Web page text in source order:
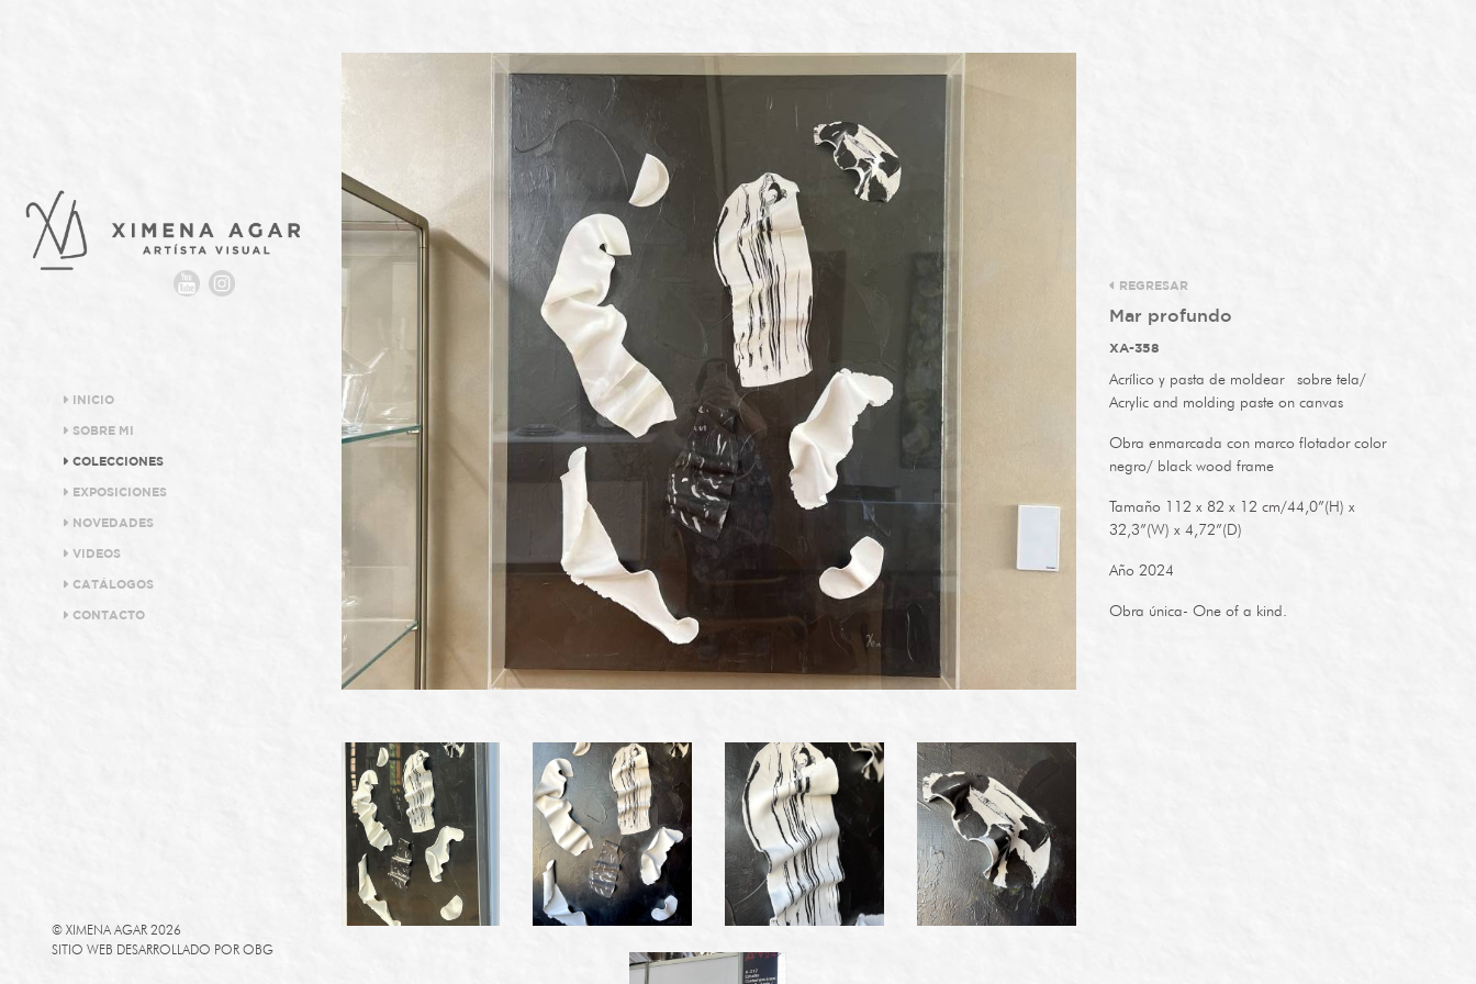
INICIO
SOBRE MI
COLECCIONES
EXPOSICIONES
NOVEDADES
VIDEOS
CATÁLOGOS
CONTACTO
REGRESAR
Mar profundo
XA-358
Acrílico y pasta de moldear sobre tela/
Acrylic and molding paste on canvas
Obra enmarcada con marco flotador color
negro/ black wood frame
Tamaño 112 x 82 x 12 cm/44,0”(H) x
32,3”(W) x 4,72”(D)
Año 2024
Obra única- One of a kind.
© XIMENA AGAR 2026
SITIO WEB DESARROLLADO POR OBG